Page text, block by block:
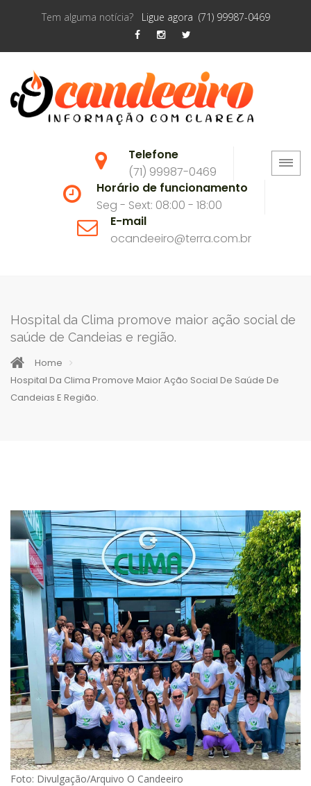
Tem alguma notícia? Ligue agora (71) 99987-0469
Telefone
(71) 99987-0469
Horário de funcionamento
Seg - Sext: 08:00 - 18:00
E-mail
ocandeeiro@terra.com.br
Hospital da Clima promove maior ação social de
saúde de Candeias e região.
Home
Hospital Da Clima Promove Maior Ação Social De Saúde De
Candeias E Região.
Foto: Divulgação/Arquivo O Candeeiro